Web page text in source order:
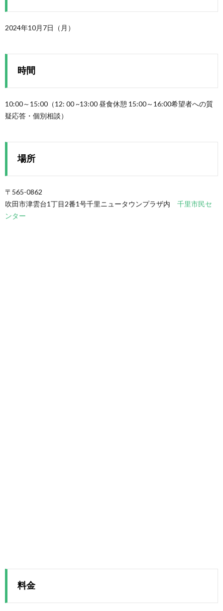
2024年10月7日（月）
時間
10:00～15:00（12: 00 ~13:00 昼食休憩 15:00～16:00希望者への質
疑応答・個別相談）
場所
〒565-0862
吹田市津雲台1丁目2番1号千里ニュータウンプラザ内 千里市民セ
ンター
料金